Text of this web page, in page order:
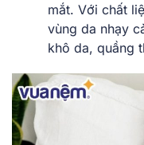
mắt. Với chất
vùng da nhạy
khô da, quầng